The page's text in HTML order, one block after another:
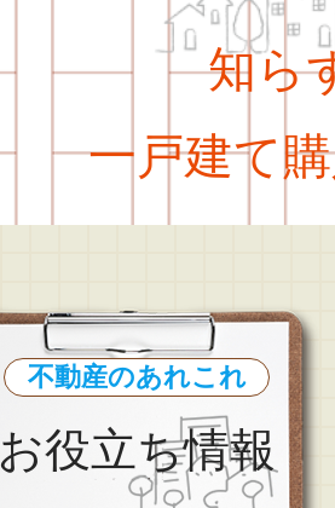
知らず
一戸建て購
不動産のあれこれ
お役立ち情報